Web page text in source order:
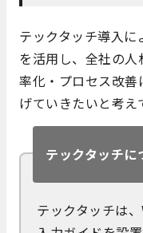
テックタッチ導入
を活用し、全社の
率化・プロセス改
げていきたいと考え
テックタッチに
テックタッチは